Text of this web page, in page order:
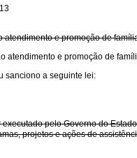
e promoção de
atendimento e promoção de
sanciono a seguinte lei:
pelo Governo do
projetos e ações de